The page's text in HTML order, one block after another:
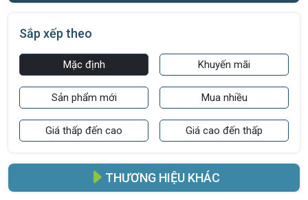
Sắp xếp theo
Mặc định Khuyến mãi
Sản phẩm mới Mua nhiều
Giá thấp đến cao Giá cao đến thấp
THƯƠNG HIỆU KHÁC